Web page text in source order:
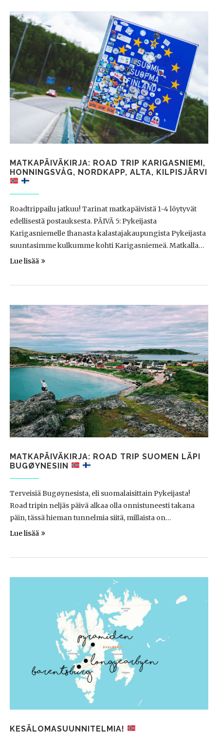
MATKAPÄIVÄKIRJA: ROAD TRIP KARIGASNIEMI,
HONNINGSVÅG, NORDKAPP, ALTA, KILPISJÄRVI
Roadtrippailu jatkuu! Tarinat matkapäivistä 1-4 löytyvät
edellisestä postauksesta. PÄIVÄ 5: Pykeijasta
Karigasniemelle Ihanasta kalastajakaupungista Pykeijasta
suuntasimme kulkumme kohti Karigasniemeä. Matkalla…
Lue lisää
MATKAPÄIVÄKIRJA: ROAD TRIP SUOMEN LÄPI
BUGØYNESIIN
Terveisiä Bugøynesista, eli suomalaisittain Pykeijasta!
Road tripin neljäs päivä alkaa olla onnistuneesti takana
päin, tässä hieman tunnelmia siitä, millaista on…
Lue lisää
KESÄLOMASUUNNITELMIA!